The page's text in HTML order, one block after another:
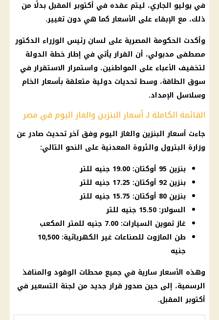
في يوليو الجاري، ليتم عقده في أكتوبرالمقبل بدلًا من
ذلك، مع الإبقاء على الأسعاركما هي دون تغيير.
وأكدت الحكومة المصرية على لسان رئيس الوزراء الدكتور
مصطفى مدبولي، أن القراريأتي في إطار خطة الدولة
لتخفيف الأعباء على المواطنين، واستمرار الاستقرار في
سوق الطاقة، وسط تحديات دولية متعلقة بأسعار الخام
وسلاسل الإمداد.
القائمة الكاملة لـ أسعار البنزين والغاز اليوم في مصر
جاءت أسعار البنزين والغاز اليوم وفق آخر تحديث صادر عن
وزارة البترول والثروة المعدنية على النحو التالي:
بنزين 95 أوكتان: 19.00 جنيه للتر
بنزين 92 أوكتان: 17.25 جنيه للتر
بنزين 80 أوكتان: 15.75 جنيه للتر
السولار: 15.50 جنيه للتر
غاز تموين السيارات: 7.00 جنيه للمتر المكعب
طن المازوت للصناعات غير الكهربائية: 10,500
جنيه
وهذه الأسعارسارية في جميع محطات الوقود والمنافذ
الرسمية، إلى حين صدورقرارجديد من لجنة التسعير في
أكتوبر المقبل.